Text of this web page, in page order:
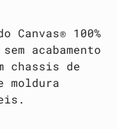
Canvas® 100%
acabamento
chassis de
moldura